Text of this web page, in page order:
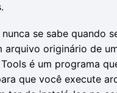
se sabe quando
arquivo originário de
Tools é um programa
que você execute